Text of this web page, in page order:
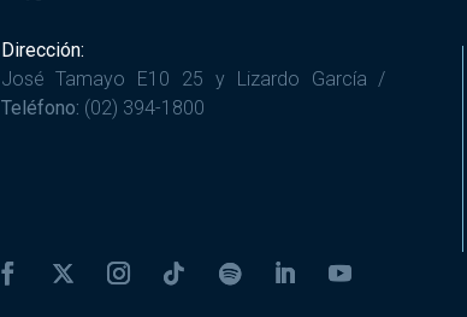
Dirección:
José Tamayo E10 25 y Lizardo García /
Teléfono: (02) 394-1800